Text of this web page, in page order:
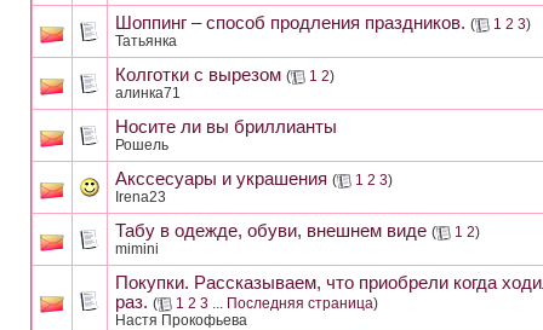
Шоппинг – способ продления праздников. ( 1 2 3)
Татьянка
Колготки с вырезом ( 1 2)
алинка71
Носите ли вы бриллианты
Рошель
Акссесуары и украшения ( 1 2 3)
Irena23
Табу в одежде, обуви, внешнем виде ( 1 2)
mimini
Покупки. Рассказываем, что приобрели когда
раз. ( 1 2 3 ... Последняя страница)
Настя Прокофьева